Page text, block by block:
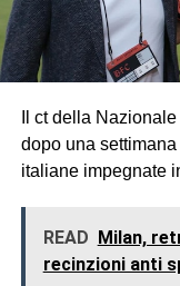
Il ct della
dopo una
italiane impegnate
READ Milan,
recinzioni anti